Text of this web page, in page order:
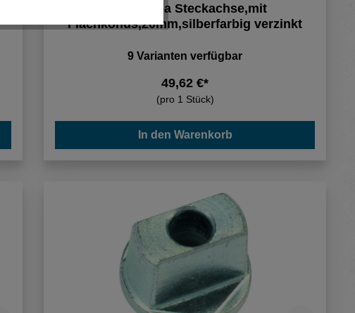
dormakaba Steckachse,mit
Flachkonus,20mm,silberfarbig verzinkt
9 Varianten verfügbar
49,62 €*
(pro 1 Stück)
In den Warenkorb